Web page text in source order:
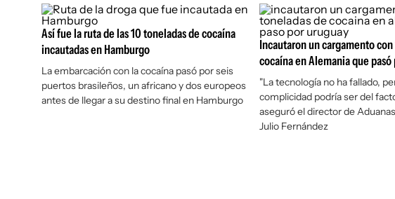
Café y Negocios
Economía y Empresas
Agro
Brand Studio
Mundo
Publicaciones
Newsletters
Argentina
España
Estados Unidos
Así fue la ruta de las 10 toneladas de cocaína
incautadas en Hamburgo
La embarcación con la cocaína pasó por seis
puertos brasileños, un africano y dos europeos
antes de llegar a su destino final en Hamburgo
Incautaron un cargamento
cocaína en Alemania que pasó
"La tecnología no ha fallado,
complicidad podría ser del
aseguró el director de
Julio Fernández